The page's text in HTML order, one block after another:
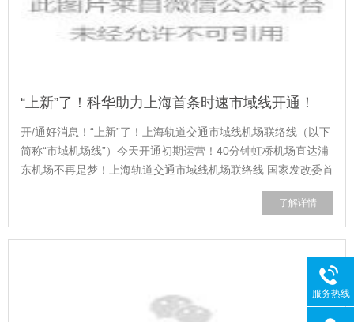
“上新”了！科华助力上海首条时速市域线开通！
开/通好消息！“上新”了！上海轨道交通市域线机场联络线（以下
简称“市域机场线”）今天开通初期运营！40分钟虹桥机场直达浦
东机场不再是梦！上海轨道交通市域线机场联络线 国家发改委首
批确定的全国11条市域示范线路之一 上海轨道交通市域线网首
条新建线路 上海首条最高时速160公里的新建市域线，是大多数
地...
了解详情
服务热线